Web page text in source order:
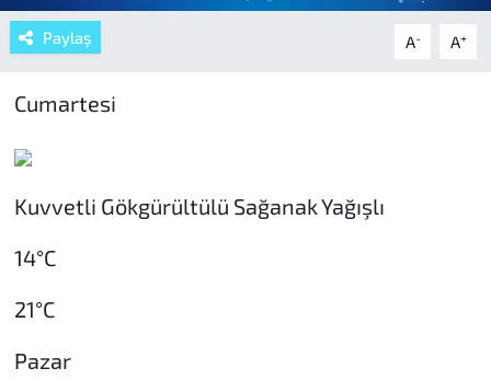
Paylaş A- A+
Cumartesi
Kuvvetli Gökgürültülü Sağanak Yağışlı
14°C
21°C
Pazar